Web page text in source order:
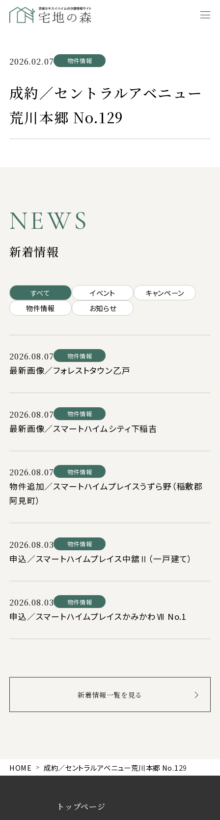
2026.02.07 物件情報
成約／セントラルアベニュー
荒川本郷 No.129
NEWS
新着情報
すべて イベント
キャンペーン
物件情報
お知らせ
2026.08.07 物件情報
最新画像／フォレストタウン乙戸
2026.08.07 物件情報
最新画像／スマートハイムシティ下稲吉
2026.08.07 物件情報
物件追加／スマートハイムプレイスうずら野（稲敷郡
阿見町）
2026.08.03 物件情報
申込／スマートハイムプレイス中舘Ⅱ（一戸建て）
2026.08.03 物件情報
申込／スマートハイムプレイスかみかわⅦ No.1
新着情報一覧を見る
HOME 成約／セントラルアベニュー荒川本郷 No.129
トップページ